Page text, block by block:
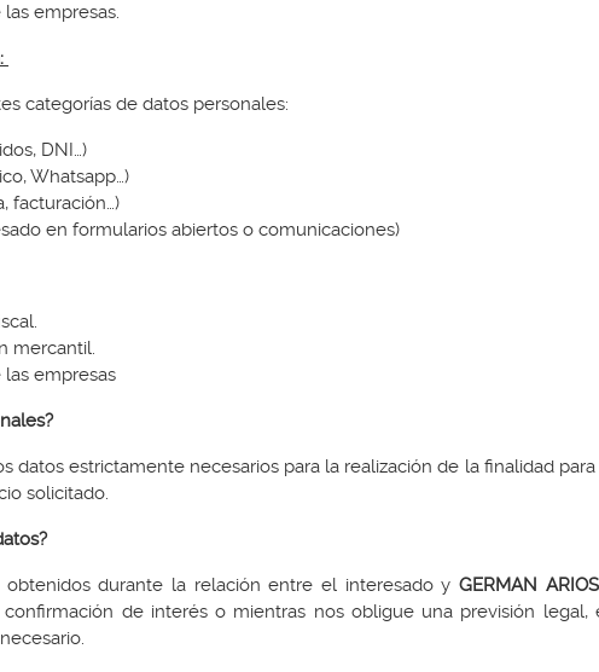
empresas.
categorías de datos personales:
DNI…)
Whatsapp…)
facturación…)
en formularios abiertos o comunicaciones)
mercantil.
empresas
datos estrictamente necesarios para la realización de la finalidad
solicitado.
obtenidos durante la relación entre el interesado yGERMAN
de interés o mientras nos obligue una previsión legal,